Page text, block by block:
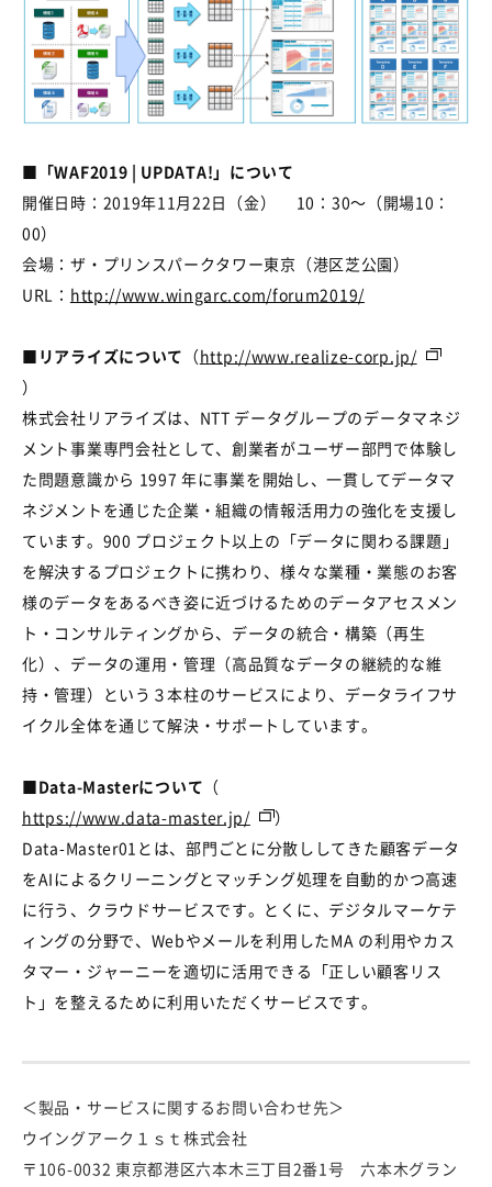
■「WAF2019 | UPDATA!」について
開催日時：2019年11月22日（金） 10：30～（開場10：
00）
会場：ザ・プリンスパークタワー東京（港区芝公園）
URL： http://www.wingarc.com/forum2019/
■ リアライズについて （http://www.realize-corp.jp/
）
株式会社リアライズは、NTT データグループのデータマネジ
メント事業専門会社として、創業者がユーザー部門で体験し
た問題意識から 1997 年に事業を開始し、一貫してデータマ
ネジメントを通じた企業・組織の情報活用力の強化を支援し
ています。900 プロジェクト以上の「データに関わる課題」
を解決するプロジェクトに携わり、様々な業種・業態のお客
様のデータをあるべき姿に近づけるためのデータアセスメン
ト・コンサルティングから、データの統合・構築（再生
化）、データの運用・管理（高品質なデータの継続的な維
持・管理）という３本柱のサービスにより、データライフサ
イクル全体を通じて解決・サポートしています。
■Data-Masterについて （
https://www.data-master.jp/
）
Data-Master01とは、部門ごとに分散ししてきた顧客データ
をAIによるクリーニングとマッチング処理を自動的かつ高速
に行う、クラウドサービスです。とくに、デジタルマーケテ
ィングの分野で、Webやメールを利用したMA の利用やカス
タマー・ジャーニーを適切に活用できる「正しい顧客リス
ト」を整えるために利用いただくサービスです。
＜製品・サービスに関するお問い合わせ先＞
ウイングアーク１ｓｔ株式会社
〒106-0032 東京都港区六本木三丁目2番1号 六本木グラン